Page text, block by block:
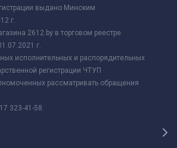
выдано Минским
г.
2612.by в торговом реестре
г.
исполнительных и распорядительных
регистрации ЧТУП
рассматривать обращения
323-41-58.